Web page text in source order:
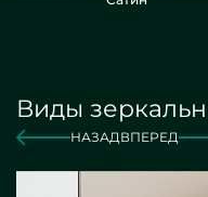
Виды
НАЗАДВПЕРЕД